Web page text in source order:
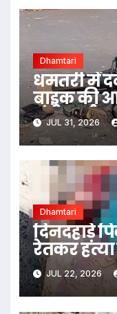
Dhamtari
धमतरी में
बाइक की
मंडी
घायल…
JUL 31, 2026
Dhamtari
दिनदहाड़े
रेतकर
हमलावर
JUL 22, 2026